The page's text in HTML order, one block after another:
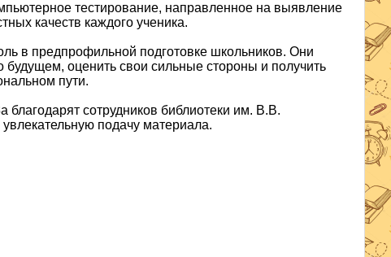
тестирование, направленное на выявление
качеств каждого ученика.
в предпрофильной подготовке школьников. Они
оценить свои сильные стороны и получить
пути.
благодарят сотрудников библиотеки им. В.В.
подачу материала.